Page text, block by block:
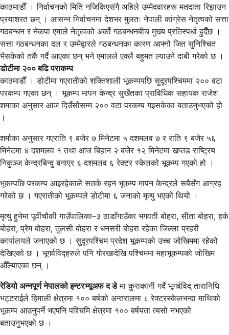
काठमाडाैँ । निर्वाचनको मिति नजिकिएसंगै अहिले उम्मेदवारहरू मतदाता रिझाउन
प्रयाशरत छन् । आसन्न निर्वाचनमा देशभर मुलतः नेपाली कांग्रेस नेतृत्वको सत्ता
गठबन्धन र नेकपा एमाले नेतृत्वको अर्को गठबन्धनबीच मुख्य प्रतिस्पर्धा हुदैँछ ।
सत्ता गठबन्धनका दल र उम्मेद्वारले गठबन्धनका कारण आफ्नो जित सुनिश्चित
भैसकेको तर्कै गर्दै आएका छन् भने एमालले एक्लै बहुमत ल्याउने दाबी गरेको छ ।
डोटीमा २०० बढि पराकम्प
काठमाडाैँ । डोटीमा गएरातीको शक्तिशाली भूकम्पपछि सुदूरपश्चिममा २०० वटा
परकम्प गएका छन् । भूकम्प मापन केन्द्र सुर्खेतका प्राविधिक सहायक राजेश
शमाका अनुसार आज दिउँसोेसम्म २०० वटा परकम्प गइसकेका बताउनुभएको हो
।
शर्माका अनुसार गएराति ९ बजेर ७ मिनेटमा ५ दशमलव ७ र राति ९ बजेर ५६
मिनेटमा ४ दशमलव १ तथा आज बिहान २ बजेर १२ मिनेटमा खप्तड राष्ट्रिय
निकुञ्ज केन्द्रबिन्दु बनाएर ६ दशमलव ६ रेक्टर स्केलको भूकम्प गएको हो ।
भूकम्पछि परकम्प आइरहेकाले सतर्क रहन भूकम्प मापन केन्द्रले सबैसँग आग्रह
गरेको छ । गएरातीको भूकम्पले डोटीमा ६ जनाको मृत्यु भएको थियो ।
मृत्यु हुनेमा पूर्वीचौकी गाउँपालिका–३ ठाडाँगाउँका भगवती बोहरा, सीता बोहरा, हर्क
बोहरा, प्रेम बोहरा, तुलसी बोहरा र धनसरी बोहरा रहेका जिल्ला प्रहरी
कार्यालयले जनाएको छ । सुदूरपश्चिम प्रदेश भूकम्पको उच्च जोखिममा रहेको
देखिएको छ । भूगर्वविद्हरुले पनि गोरखादेखि पश्चिममा महाभूकम्पको जोखिम
औँल्याएका छन् ।
रेडियो अन्नपूर्ण नेपालको इन्टरभ्यूअफ द डेमा कुराकानी गर्दै भूगर्वविद् तारानिधि
भट्टराईले हिमाली क्षेत्रमा १०० बर्षको अन्तरालमा ८ रेक्टरस्केलभन्दा माथिको
भूकम्प आउनुपर्ने भएपनि पश्चिमि क्षेत्रमा १०० बर्षयता त्यसो नभएको
बताउनुभएको छ ।